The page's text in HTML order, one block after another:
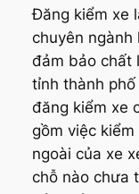
Đăng kiểm xe
chuyên
đảm bảo chất
tỉnh thành
đăng kiểm xe
gồm việc
ngoài của xe
chỗ nào chưa